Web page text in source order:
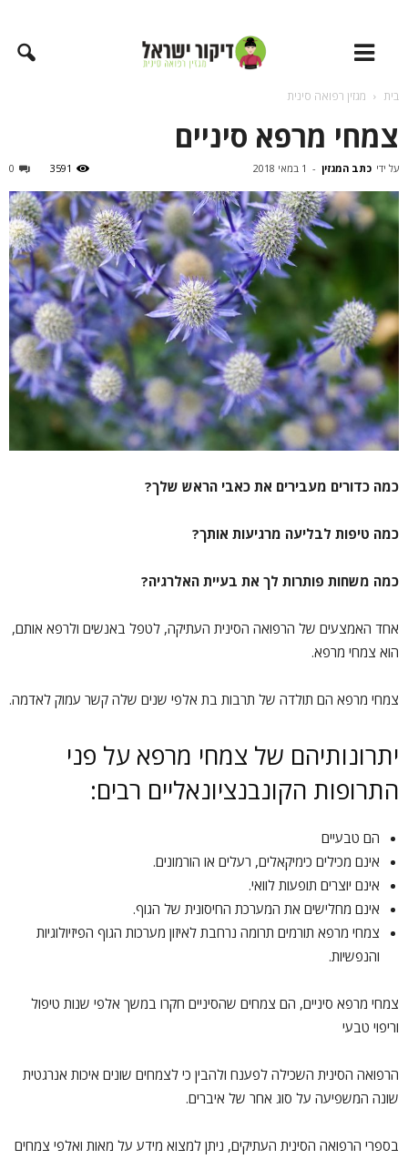
בית מגזין רפואה סינית
צמחי מרפא סיניים
על ידי כתב המגזין - 1 במאי 2018 0 3591
כמה כדורים מעבירים את כאבי הראש שלך?
כמה טיפות לבליעה מרגיעות אותך?
כמה משחות פותרות לך את בעיית האלרגיה?
אחד האמצעים של הרפואה הסינית העתיקה, לטפל באנשים ולרפא אותם,
הוא צמחי מרפא.
צמחי מרפא הם תולדה של תרבות בת אלפי שנים שלה קשר עמוק לאדמה.
יתרונותיהם של צמחי מרפא על פני
התרופות הקונבנציונאליים רבים:
הם טבעיים
אינם מכילים כימיקאלים, רעלים או הורמונים.
אינם יוצרים תופעות לוואי.
אינם מחלישים את המערכת החיסונית של הגוף.
צמחי מרפא תורמים תרומה נרחבת לאיזון מערכות הגוף הפיזיולוגיות
והנפשיות.
צמחי מרפא סיניים, הם צמחים שהסיניים חקרו במשך אלפי שנות טיפול
וריפוי טבעי
הרפואה הסינית השכילה לפענח ולהבין כי לצמחים שונים איכות אנרגטית
שונה המשפיעה על סוג אחר של איברים.
בספרי הרפואה הסינית העתיקים, ניתן למצוא מידע על מאות ואלפי צמחים